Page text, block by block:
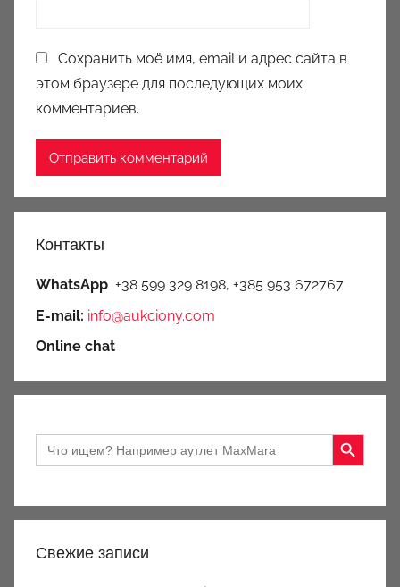
Сохранить моё имя, email и адрес сайта в
этом браузере для последующих моих
комментариев.
Контакты
WhatsApp +38 599 329 8198, +385 953 672767
E-mail: info@aukciony.com
Online chat
Search
for:
Search Button
Свежие записи